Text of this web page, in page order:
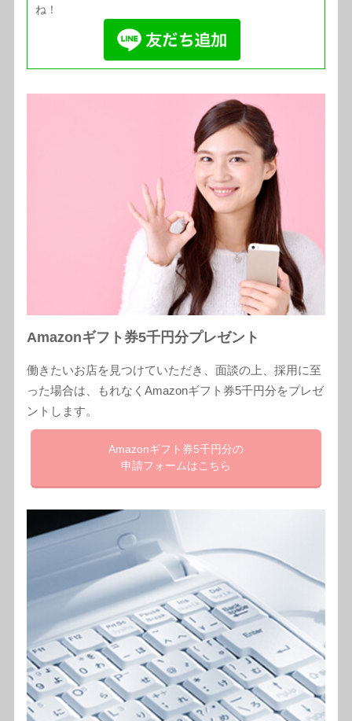
ね！
Amazonギフト券5千円分プレゼント
働きたいお店を見つけていただき、面談の上、採用に至
った場合は、もれなくAmazonギフト券5千円分をプレゼ
ントします。
Amazonギフト券5千円分の
申請フォームはこちら